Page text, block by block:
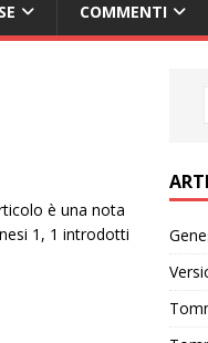
COMMENTI
è una nota
1, 1 introdotti